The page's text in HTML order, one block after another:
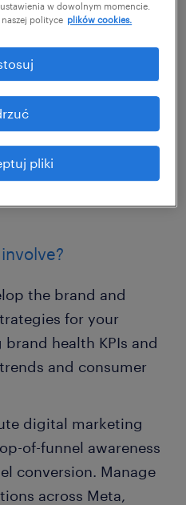
brand owner for an
role perfectly blends
management with
marketing and digital
full-funnel campaigns
earned channels to
a consistent
the brand and
for your
health KPIs and
and consumer
digital marketing
of-funnel awareness
conversion. Manage
across Meta,
w dowolnym momencie.
polityce plików cookies.
pliki